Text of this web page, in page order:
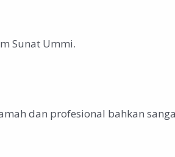
Sunat Ummi.
dan profesional bahkan